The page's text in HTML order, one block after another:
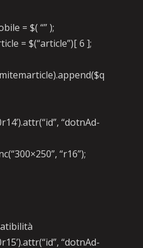
= $( “” );
= $(“article”)[ 6 ];
“dotnAd-
“r16”);
“dotnAd-